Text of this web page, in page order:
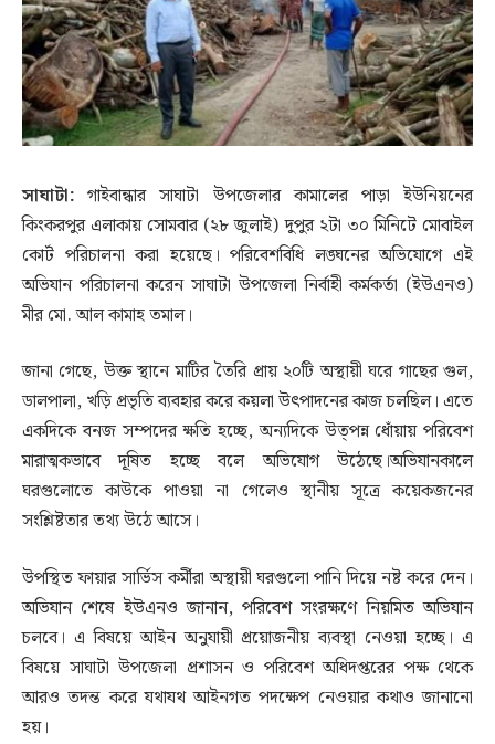
সাঘাটা: গাইবান্ধার সাঘাটা উপজেলার কামালের পাড়া ইউনিয়নের
কিংকরপুর এলাকায় সোমবার (২৮ জুলাই) দুপুর ২টা ৩০ মিনিটে মোবাইল
কোর্ট পরিচালনা করা হয়েছে। পরিবেশবিধি লঙ্ঘনের অভিযোগে এই
অভিযান পরিচালনা করেন সাঘাটা উপজেলা নির্বাহী কর্মকর্তা (ইউএনও)
মীর মো. আল কামাহ তমাল।
জানা গেছে, উক্ত স্থানে মাটির তৈরি প্রায় ২০টি অস্থায়ী ঘরে গাছের গুল,
ডালপালা, খড়ি প্রভৃতি ব্যবহার করে কয়লা উৎপাদনের কাজ চলছিল। এতে
একদিকে বনজ সম্পদের ক্ষতি হচ্ছে, অন্যদিকে উত্পন্ন ধোঁয়ায় পরিবেশ
মারাত্মকভাবে দূষিত হচ্ছে বলে অভিযোগ উঠেছে।অভিযানকালে
ঘরগুলোতে কাউকে পাওয়া না গেলেও স্থানীয় সূত্রে কয়েকজনের
সংশ্লিষ্টতার তথ্য উঠে আসে।
উপস্থিত ফায়ার সার্ভিস কর্মীরা অস্থায়ী ঘরগুলো পানি দিয়ে নষ্ট করে দেন।
অভিযান শেষে ইউএনও জানান, পরিবেশ সংরক্ষণে নিয়মিত অভিযান
চলবে। এ বিষয়ে আইন অনুযায়ী প্রয়োজনীয় ব্যবস্থা নেওয়া হচ্ছে। এ
বিষয়ে সাঘাটা উপজেলা প্রশাসন ও পরিবেশ অধিদপ্তরের পক্ষ থেকে
আরও তদন্ত করে যথাযথ আইনগত পদক্ষেপ নেওয়ার কথাও জানানো
হয়।